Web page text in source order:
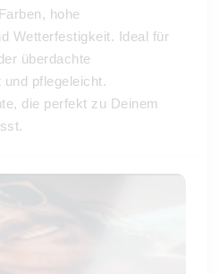
hohe
Wetterfestigkeit. Ideal für
überdachte
pflegeleicht.
die perfekt zu Deinem